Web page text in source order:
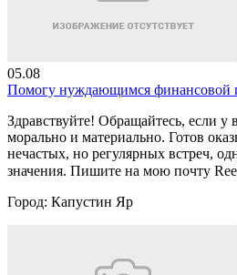
05.08
Помогу нуждающимся
Здравствуйте! Обращайтесь, если
морально и материально. Готов
нечастых, но регулярных встреч,
значения. Пишите на мою почту
Город: Капустин Яр